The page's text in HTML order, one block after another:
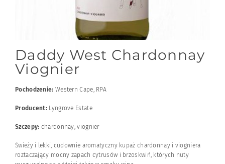
Daddy West Chardonnay
Viognier
Pochodzenie: Western Cape, RPA
Producent: Lyngrove Estate
Szczepy: chardonnay, viognier
Świeży i lekki, cudownie aromatyczny kupaż chardonnay i viogniera
roztaczający mocny zapach cytrusów i brzoskwiń, których nuty